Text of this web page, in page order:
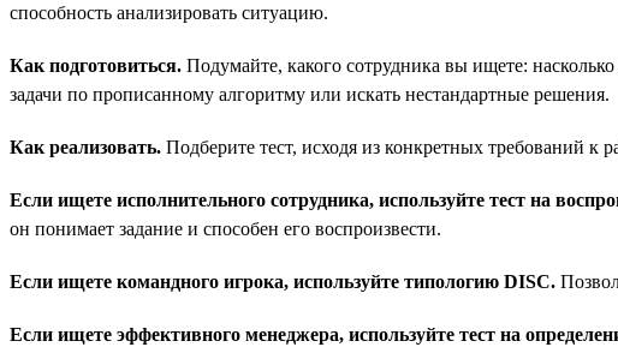
способность анализировать ситуацию.
Как подготовиться. Подумайте, какого сотрудника вы ищете:
задачи по прописанному алгоритму или искать нестандартные решения.
Как реализовать. Подберите тест, исходя из конкретных требований к
Если ищете исполнительного сотрудника, используйте тест на
он понимает задание и способен его воспроизвести.
Если ищете командного игрока, используйте типологию DISC.
Если ищете эффективного менеджера, используйте тест на